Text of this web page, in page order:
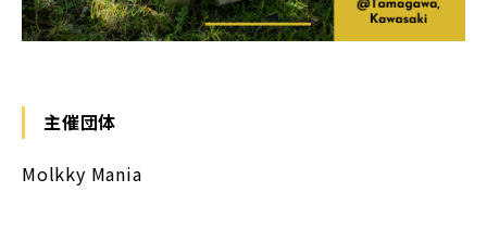
主催団体
Molkky Mania